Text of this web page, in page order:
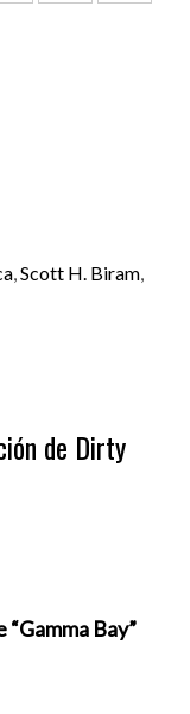
,Scott H. Biram,
de Dirty
Bay”